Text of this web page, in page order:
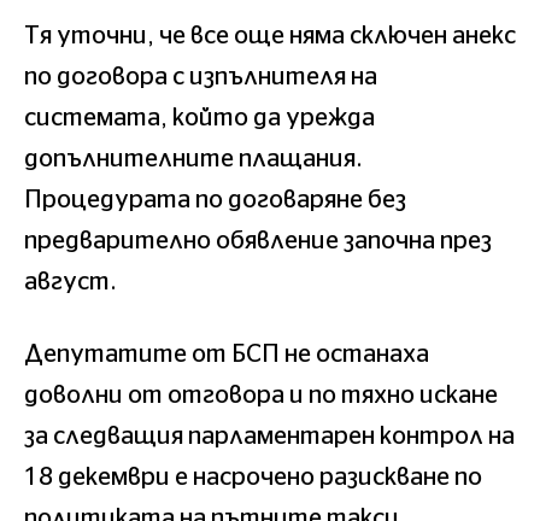
Тя уточни, че все още няма сключен анекс
по договора с изпълнителя на
системата, който да урежда
допълнителните плащания.
Процедурата по договаряне без
предварително обявление започна през
август.
Депутатите от БСП не останаха
доволни от отговора и по тяхно искане
за следващия парламентарен контрол на
18 декември е насрочено разискване по